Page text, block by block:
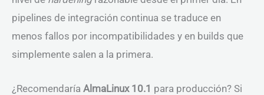
pipelines de integración continua se traduce en
menos fallos por incompatibilidades y en builds que
simplemente salen a la primera.
¿Recomendaría AlmaLinux 10.1 para producción? Si